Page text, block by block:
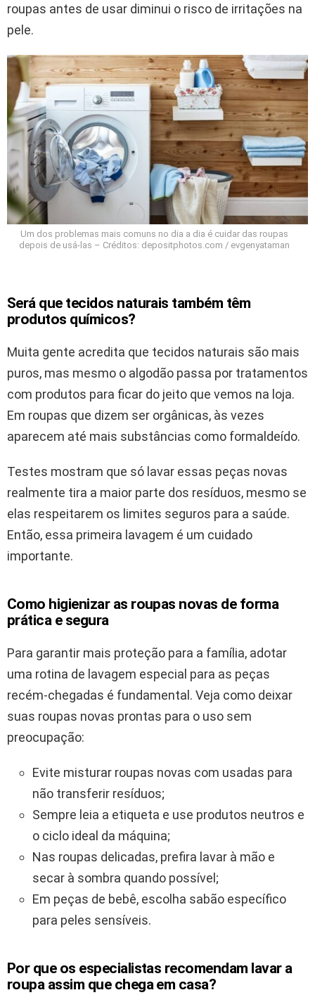
roupas antes de usar diminui o risco de irritações na
pele.
Um dos problemas mais comuns no dia a dia é cuidar das roupas
depois de usá-las – Créditos: depositphotos.com / evgenyataman
Será que tecidos naturais também têm
produtos químicos?
Muita gente acredita que tecidos naturais são mais
puros, mas mesmo o algodão passa por tratamentos
com produtos para ficar do jeito que vemos na loja.
Em roupas que dizem ser orgânicas, às vezes
aparecem até mais substâncias como formaldeído.
Testes mostram que só lavar essas peças novas
realmente tira a maior parte dos resíduos, mesmo se
elas respeitarem os limites seguros para a saúde.
Então, essa primeira lavagem é um cuidado
importante.
Como higienizar as roupas novas de forma
prática e segura
Para garantir mais proteção para a família, adotar
uma rotina de lavagem especial para as peças
recém-chegadas é fundamental. Veja como deixar
suas roupas novas prontas para o uso sem
preocupação:
Evite misturar roupas novas com usadas para
não transferir resíduos;
Sempre leia a etiqueta e use produtos neutros e
o ciclo ideal da máquina;
Nas roupas delicadas, prefira lavar à mão e
secar à sombra quando possível;
Em peças de bebê, escolha sabão específico
para peles sensíveis.
Por que os especialistas recomendam lavar a
roupa assim que chega em casa?